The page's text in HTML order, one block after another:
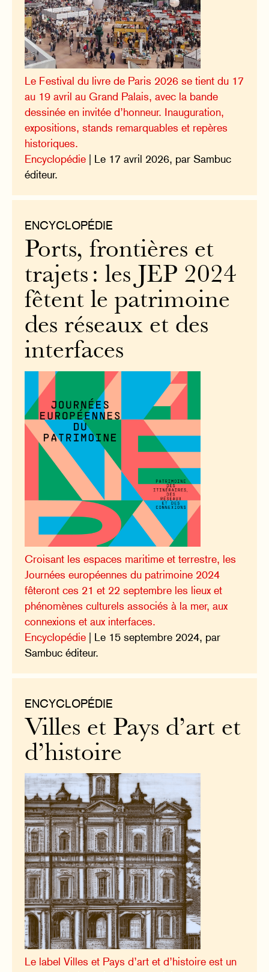
Le Festival du livre de Paris 2026 se tient du 17
au 19 avril au Grand Palais, avec la bande
dessinée en invitée d’honneur. Inauguration,
expositions, stands remarquables et repères
historiques.
Encyclopédie | Le 17 avril 2026, par Sambuc
éditeur.
ENCYCLOPÉDIE
Ports, frontières et
trajets : les JEP 2024
fêtent le patrimoine
des réseaux et des
interfaces
Croisant les espaces maritime et terrestre, les
Journées européennes du patrimoine 2024
fêteront ces 21 et 22 septembre les lieux et
phénomènes culturels associés à la mer, aux
connexions et aux interfaces.
Encyclopédie | Le 15 septembre 2024, par
Sambuc éditeur.
ENCYCLOPÉDIE
Villes et Pays d’art et
d’histoire
Le label Villes et Pays d’art et d’histoire est un